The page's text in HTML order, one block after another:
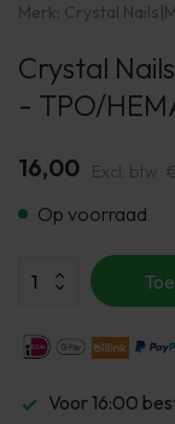
Merk: Crystal Nails|
Crystal
- TPO/
16,00 Excl. btw
Op voorraad
Voor 16:00